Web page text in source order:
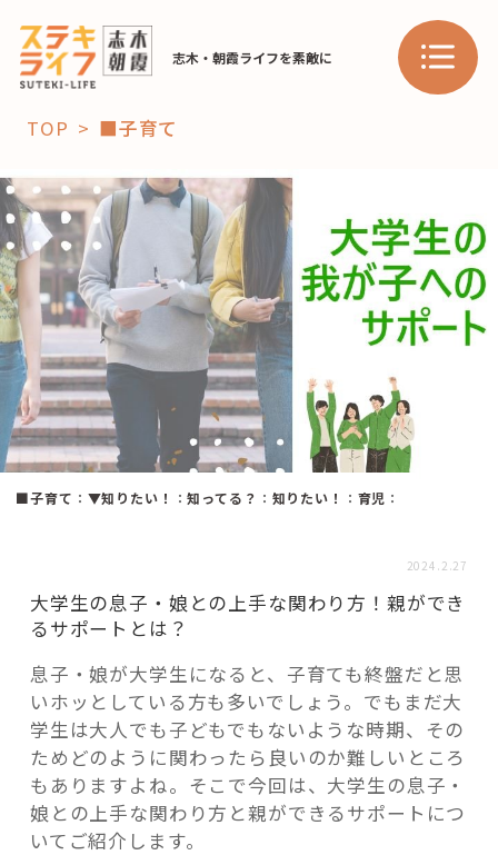
志木・朝霞ライフを素敵に
「コト」
子育て
暮らし
おすすめ
スポット 学び・教育
「場」
HAREL HAREL
活用事例
「モノ」
fleXe リノベ事例
「ひと」
協賛・協力店
TOP ■子育て
■子育て ： ▼知りたい！ ：知ってる？ ： 知りたい！ ： 育児 ：
2024.2.27
大学生の息子・娘との上手な関わり方！親ができ
るサポートとは？
息子・娘が大学生になると、子育ても終盤だと思
いホッとしている方も多いでしょう。でもまだ大
学生は大人でも子どもでもないような時期、その
ためどのように関わったら良いのか難しいところ
もありますよね。そこで今回は、大学生の息子・
娘との上手な関わり方と親ができるサポートにつ
いてご紹介します。